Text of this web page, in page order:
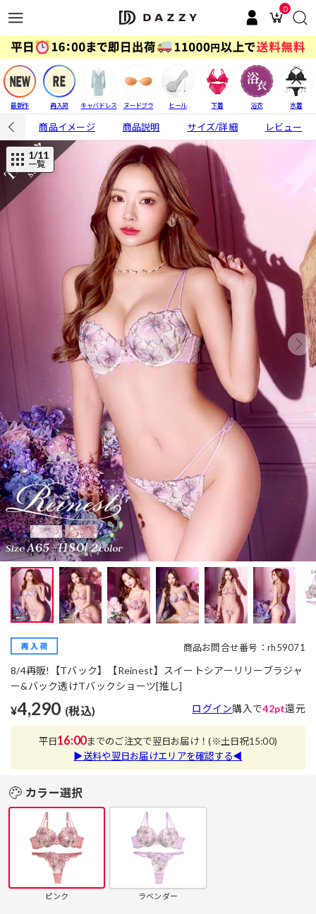
0
最新作 再入荷 キャバドレス ヌードブラ ヒール 下着 浴衣 水着
商品イメージ 商品説明 サイズ/詳細 レビュー
1/11
一覧
商品お問合せ番号：rh59071
8/4再販!【Tバック】【Reinest】スイートシアーリリーブラジャ
ー&バック透けTバックショーツ[推し]
¥4,290 (税込) ログイン購入で42pt還元
平日16:00までのご注文で翌日お届け！(※土日祝15:00)
▶送料や翌日お届けエリアを確認する◀
カラー選択
ピンク ラベンダー